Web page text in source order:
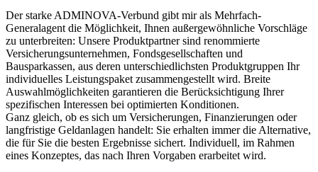
Der starke ADMINOVA-Verbund gibt mir als Mehrfach-
Generalagent die Möglichkeit, Ihnen außergewöhnliche Vorschläge
zu unterbreiten: Unsere Produktpartner sind renommierte
Versicherungsunternehmen, Fondsgesellschaften und
Bausparkassen, aus deren unterschiedlichsten Produktgruppen Ihr
individuelles Leistungspaket zusammengestellt wird. Breite
Auswahlmöglichkeiten garantieren die Berücksichtigung Ihrer
spezifischen Interessen bei optimierten Konditionen.
Ganz gleich, ob es sich um Versicherungen, Finanzierungen oder
langfristige Geldanlagen handelt: Sie erhalten immer die Alternative,
die für Sie die besten Ergebnisse sichert. Individuell, im Rahmen
eines Konzeptes, das nach Ihren Vorgaben erarbeitet wird.